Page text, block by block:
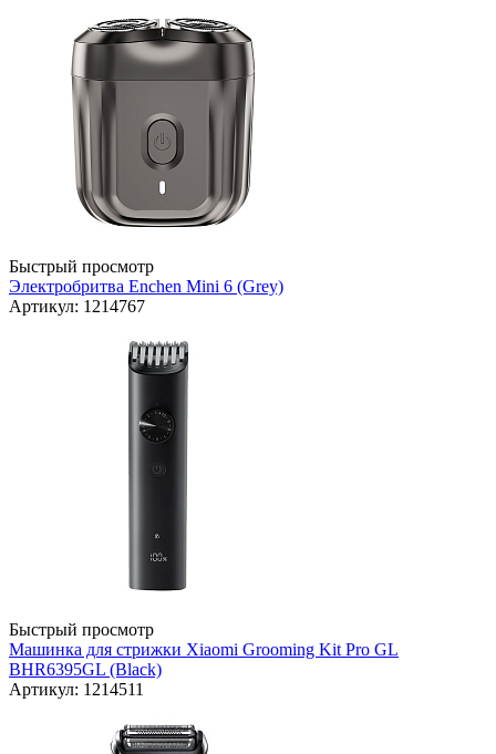
Быстрый просмотр
Электробритва Enchen Mini 6 (Grey)
Артикул: 1214767
Быстрый просмотр
Машинка для стрижки Xiaomi Grooming Kit Pro GL
BHR6395GL (Black)
Артикул: 1214511